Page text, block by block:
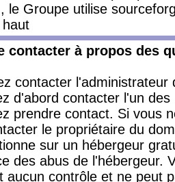
le Groupe utilise
haut
contacter à propos des
contacter
d'abord contacter l'un
prendre contact. Si vous
le propriétaire du
sur un hébergeur
des abus de l'hébergeur.
aucun contrôle et ne peut